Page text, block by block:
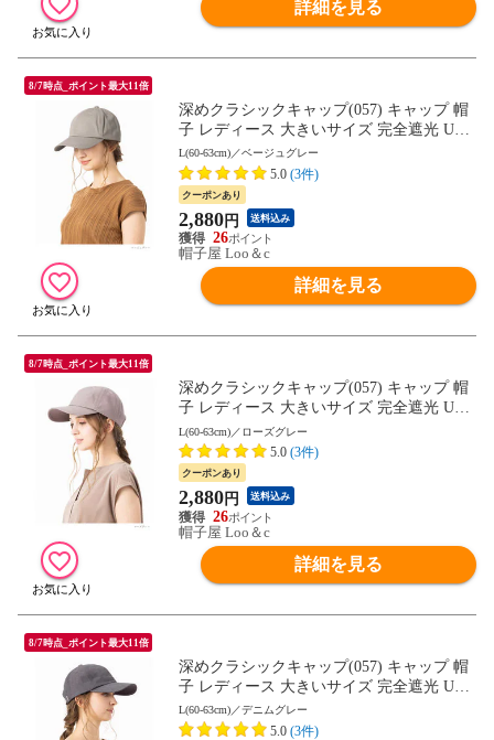
詳細を見る
8/7時点_ポイント最大11倍
深めクラシックキャップ(057) キャップ 帽
子 レディース 大きいサイズ 完全遮光 UV
カット つば広 自転車 日よけ かぶーる日傘
母の日
L(60-63cm)／ベージュグレー
5.0 (3件)
クーポンあり
2,880円 送料込み
26
帽子屋 Loo＆c
詳細を見る
8/7時点_ポイント最大11倍
深めクラシックキャップ(057) キャップ 帽
子 レディース 大きいサイズ 完全遮光 UV
カット つば広 自転車 日よけ かぶーる日傘
母の日
L(60-63cm)／ローズグレー
5.0 (3件)
クーポンあり
2,880円 送料込み
26
帽子屋 Loo＆c
詳細を見る
8/7時点_ポイント最大11倍
深めクラシックキャップ(057) キャップ 帽
子 レディース 大きいサイズ 完全遮光 UV
カット つば広 自転車 日よけ かぶーる日傘
母の日
L(60-63cm)／デニムグレー
5.0 (3件)